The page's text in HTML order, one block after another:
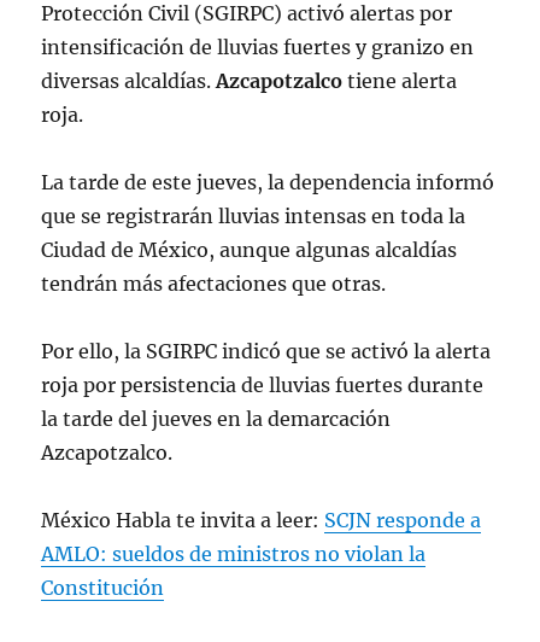
Protección Civil (SGIRPC) activó alertas por
intensificación de lluvias fuertes y granizo en
diversas alcaldías.Azcapotzalco tiene alerta
roja.
La tarde de este jueves, la dependencia informó
que se registrarán lluvias intensas en toda la
Ciudad de México, aunque algunas alcaldías
tendrán más afectaciones que otras.
Por ello, la SGIRPC indicó que se activó la alerta
roja por persistencia de lluvias fuertes durante
la tarde del jueves en la demarcación
Azcapotzalco.
México Habla te invita a leer: SCJN responde a
AMLO: sueldos de ministros no violan la
Constitución